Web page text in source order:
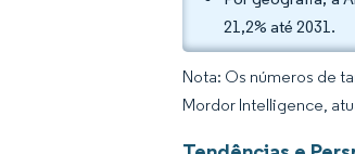
21,2% até 2031.
Nota: Os números de
Mordor Intelligence,